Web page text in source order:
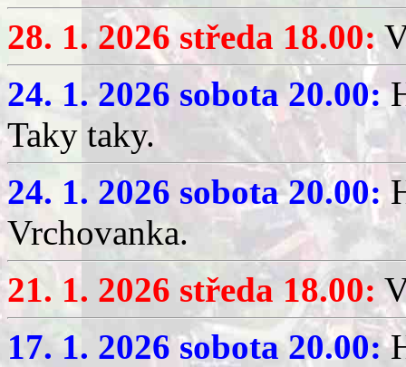
28. 1. 2026 středa 18.00:
24. 1. 2026 sobota 20.00:
Taky taky.
24. 1. 2026 sobota 20.00:
Vrchovanka.
21. 1. 2026 středa 18.00:
17. 1. 2026 sobota 20.00: